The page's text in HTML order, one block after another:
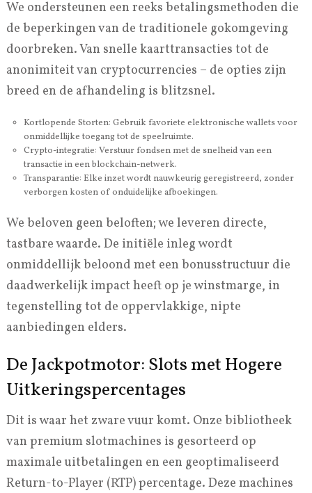
We ondersteunen een reeks betalingsmethoden die
de beperkingen van de traditionele gokomgeving
doorbreken. Van snelle kaarttransacties tot de
anonimiteit van cryptocurrencies – de opties zijn
breed en de afhandeling is blitzsnel.
Kortlopende Storten: Gebruik favoriete elektronische wallets voor
onmiddellijke toegang tot de speelruimte.
Crypto-integratie: Verstuur fondsen met de snelheid van een
transactie in een blockchain-netwerk.
Transparantie: Elke inzet wordt nauwkeurig geregistreerd, zonder
verborgen kosten of onduidelijke afboekingen.
We beloven geen beloften; we leveren directe,
tastbare waarde. De initiële inleg wordt
onmiddellijk beloond met een bonusstructuur die
daadwerkelijk impact heeft op je winstmarge, in
tegenstelling tot de oppervlakkige, nipte
aanbiedingen elders.
De Jackpotmotor: Slots met Hogere
Uitkeringspercentages
Dit is waar het zware vuur komt. Onze bibliotheek
van premium slotmachines is gesorteerd op
maximale uitbetalingen en een geoptimaliseerd
Return-to-Player (RTP) percentage. Deze machines